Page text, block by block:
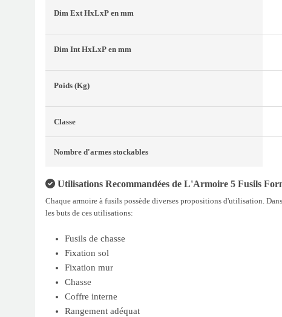
Dim Ext HxLxP en mm
Dim Int HxLxP en mm
Poids (Kg)
Classe
Nombre d'armes stockables
Utilisations Recommandées de L'Armoire 5 Fusils
Chaque armoire à fusils possède diverses propositions d'utilisation.
les buts de ces utilisations:
Fusils de chasse
Fixation sol
Fixation mur
Chasse
Coffre interne
Rangement adéquat